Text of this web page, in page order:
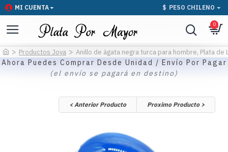
MI CUENTA $ PESO CHILENO
0
Productos Joya Anillo de ágata negra turca para hombre, Plata
Ahora Puedes Comprar Desde Unidad / Envío Por Pagar
(el envío se pagará en destino)
< Anterior Producto Proximo Producto >